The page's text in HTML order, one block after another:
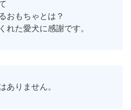
おもちゃとは？
れた愛犬に感謝です。
ありません。